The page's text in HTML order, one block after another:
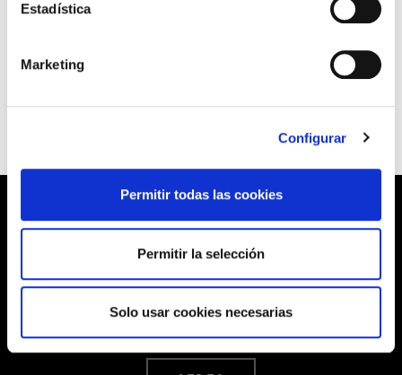
Estadística
Marketing
Configurar
Permitir todas las cookies
Permitir la selección
Solo usar cookies necesarias
que, sin lugar a dudas, hubiera sido un éxito, vista la gran participación de las
realizando en los centros de trabajo.
Barrainkua, 13 48009 BILBO
Tel:944 03 77 00